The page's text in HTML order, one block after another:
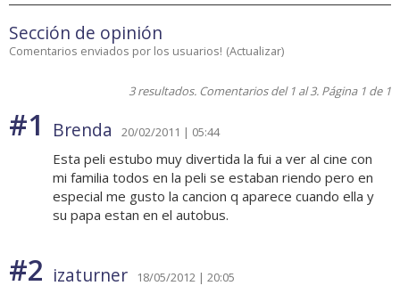
Sección de opinión
Comentarios enviados por los usuarios! (Actualizar)
3 resultados. Comentarios del 1 al 3. Página 1 de 1
#1 Brenda 20/02/2011 | 05:44
Esta peli estubo muy divertida la fui a ver al cine con
mi familia todos en la peli se estaban riendo pero en
especial me gusto la cancion q aparece cuando ella y
su papa estan en el autobus.
#2 izaturner 18/05/2012 | 20:05